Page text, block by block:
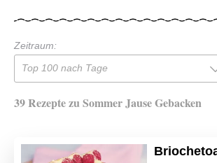
Zeitraum:
Top 100 nach Tage
39 Rezepte zu Sommer Jause Gebacken